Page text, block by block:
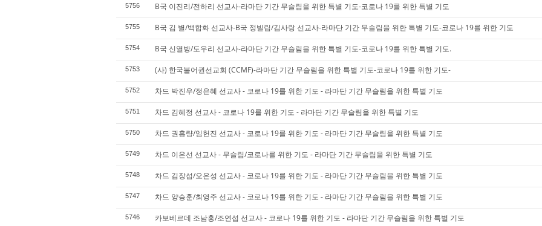
5756 B국 이진리/전하리 선교사-라마단 기간 무슬림을 위한 특별 기도-코로나 19를 위한 특별 기도
5755 B국 김 별/백합화 선교사-B국 정빌립/김사랑 선교사-라마단 기간 무슬림을 위한 특별 기도-코로나 19를 위한 기도
5754 B국 신열방/도우리 선교사-라마단 기간 무슬림을 위한 특별 기도-코로나 19를 위한 특별 기도.
5753 (사) 한국불어권선교회 (CCMF)-라마단 기간 무슬림을 위한 특별 기도-코로나 19를 위한 기도-
5752 차드 박진우/정은혜 선교사 - 코로나 19를 위한 기도 - 라마단 기간 무슬림을 위한 특별 기도
5751 차드 김혜정 선교사 - 코로나 19를 위한 기도 - 라마단 기간 무슬림을 위한 특별 기도
5750 차드 권홍량/임헌진 선교사 - 코로나 19를 위한 기도 - 라마단 기간 무슬림을 위한 특별 기도
5749 차드 이은선 선교사 - 무슬림/코로나를 위한 기도 - 라마단 기간 무슬림을 위한 특별 기도
5748 차드 김장섭/오은성 선교사 - 코로나 19를 위한 기도 - 라마단 기간 무슬림을 위한 특별 기도
5747 차드 양승훈/최영주 선교사 - 코로나 19를 위한 기도 - 라마단 기간 무슬림을 위한 특별 기도
5746 카보베르데 조남홍/조연섭 선교사 - 코로나 19를 위한 기도 - 라마단 기간 무슬림을 위한 특별 기도